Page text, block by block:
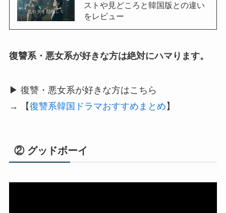
ストや見どころと韓国版との違い
をレビュー
復讐系・悪女系が好きな方は絶対にハマります。
▶ 復讐・悪女系が好きな方はこちら
→ 【復讐系韓国ドラマおすすめまとめ 】
② グッドボーイ